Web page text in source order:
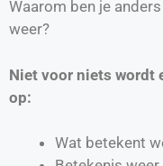
Waarom ben je
weer?
Niet voor niets wordt
op:
Wat betekent